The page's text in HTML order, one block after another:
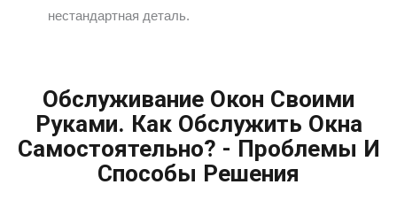
нестандартная деталь.
Обслуживание Окон Своими
Руками. Как Обслужить Окна
Самостоятельно? - Проблемы И
Способы Решения